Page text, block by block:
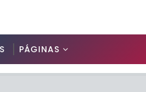
PÁGINAS